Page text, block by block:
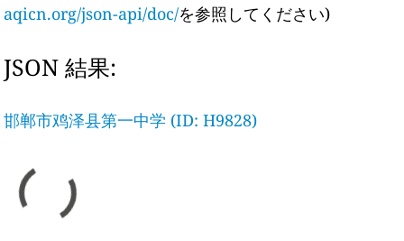
aqicn.org/json-api/doc/を参照してください)
JSON 結果:
邯郸市鸡泽县第一中学 (ID: H9828)